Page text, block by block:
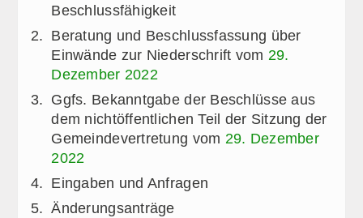
Beschlussfähigkeit
Beratung und Beschlussfassung über
Einwände zur Niederschrift vom 29.
Dezember 2022
Ggfs. Bekanntgabe der Beschlüsse aus
dem nichtöffentlichen Teil der Sitzung der
Gemeindevertretung vom 29. Dezember
2022
Eingaben und Anfragen
Änderungsanträge